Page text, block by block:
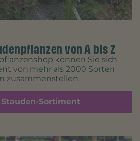
von A bis Z
können Sie sich
von mehr als 2000 Sorten
zusammenstellen.
Sortiment